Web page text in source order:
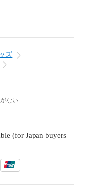
ズ
ない
(for Japan buyers